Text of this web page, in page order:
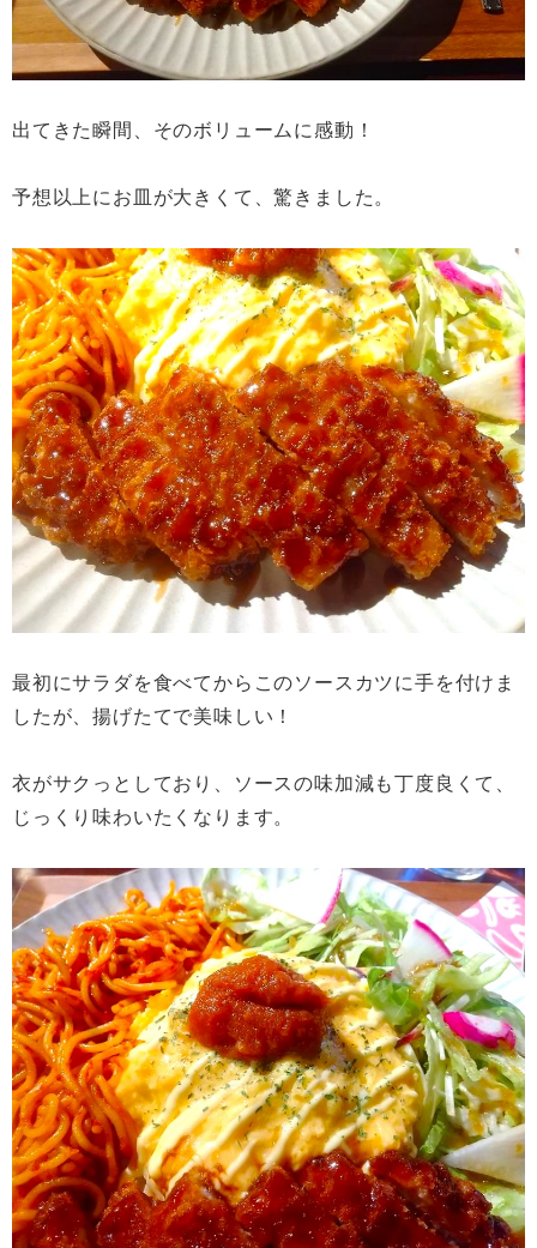
出てきた瞬間、そのボリュームに感動！
予想以上にお皿が大きくて、驚きました。
最初にサラダを食べてからこのソースカツに手を付けま
したが、揚げたてで美味しい！
衣がサクっとしており、ソースの味加減も丁度良くて、
じっくり味わいたくなります。